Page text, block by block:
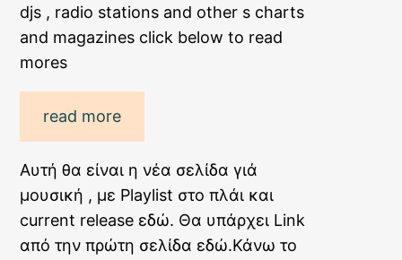
djs , radio stations and other s charts
and magazines click below to read
mores
read more
Αυτή θα είναι η νέα σελίδα γιά
μουσική , με Playlist στο πλάι και
current release εδώ. Θα υπάρχει Link
από την πρώτη σελίδα εδώ.Κάνω το